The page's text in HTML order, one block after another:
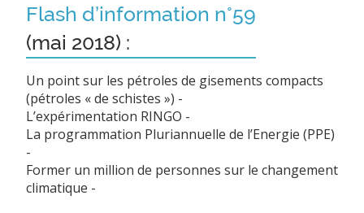
Flash d’information n°59
(mai 2018) :
Un point sur les pétroles de gisements compacts
(pétroles « de schistes ») -
L’expérimentation RINGO -
La programmation Pluriannuelle de l’Energie (PPE)
-
Former un million de personnes sur le changement
climatique -